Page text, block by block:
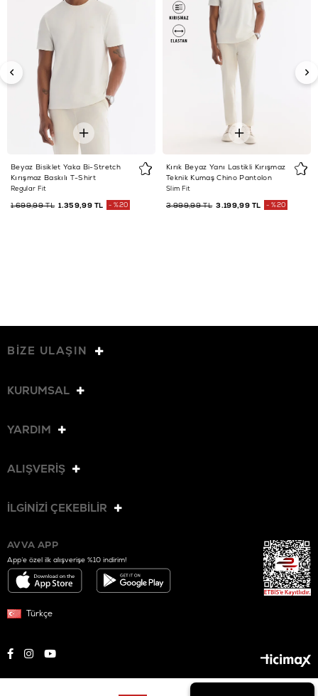
Beyaz Bisiklet Yaka Bi-Stretch
Kırışmaz Baskılı T-Shirt
Regular Fit
1.359,99 TL
1.699,99 TL %20
Kırık Beyaz Yanı Lastikli Kırışmaz
Teknik Kumaş Chino Pantolon
Slim Fit
3.199,99 TL
3.999,99 TL %20
BİZE ULAŞIN
KURUMSAL
YARDIM
ALIŞVERİŞ
İLGİNİZİ ÇEKEBİLİR
AVVA APP
App’e özel ilk alışverişe %10 indirim!
Türkçe